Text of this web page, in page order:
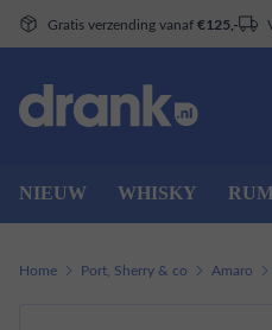
Gratis verzending vanaf €125,-
NIEUW WHISKY RUM
Home Port, Sherry & co Amaro